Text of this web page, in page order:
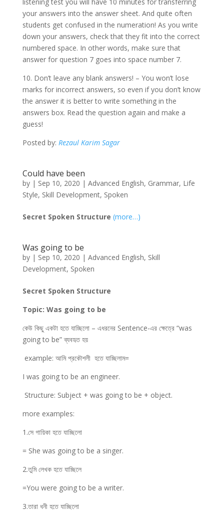
listening test you will have 10 minutes for transferring
your answers into the answer sheet. And quite often
students get confused in the numeration! As you write
down your answers, check that they fit into the correct
numbered space. In other words, make sure that
answer for question 7 goes into space number 7.
10. Don’t leave any blank answers! – You won’t lose
marks for incorrect answers, so even if you don’t know
the answer it is better to write something in the
answers box. Read the question again and make a
guess!
Posted by: Rezaul Karim Sagar
Could have been
by | Sep 10, 2020 | Advanced English, Grammar, Life
Style, Skill Development, Spoken
Secret Spoken Structure (more…)
Was going to be
by | Sep 10, 2020 | Advanced English, Skill
Development, Spoken
Secret Spoken Structure
Topic: Was going to be
কেউ কিছু একটা হতে যাচ্ছিলো – এধরনের Sentence-এর ক্ষেত্রে “was
going to be” ব্যবহৃত হয়
example: আমি প্রকৌশলী হতে যাচ্ছিলাম=
I was going to be an engineer.
Structure: Subject + was going to be + object.
more examples:
1.সে গায়িকা হতে যাচ্ছিলো
= She was going to be a singer.
2.তুমি লেখক হতে যাচ্ছিলে
=You were going to be a writer.
3.তারা ধনী হতে যাচ্ছিলো